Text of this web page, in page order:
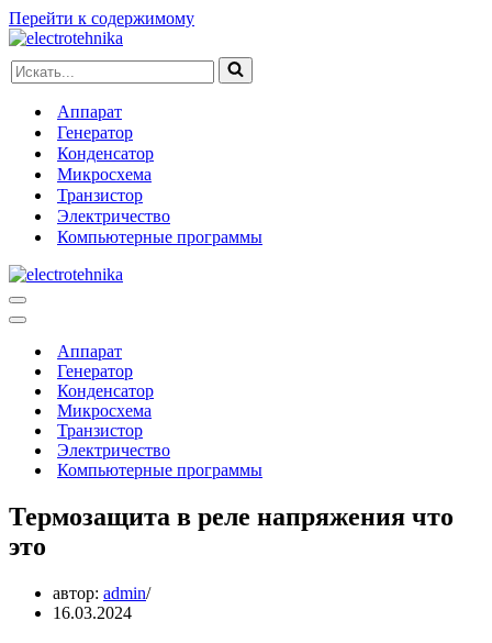
Перейти к содержимому
Искать...
Аппарат
Генератор
Конденсатор
Микросхема
Транзистор
Электричество
Компьютерные программы
Меню
навигации
Меню
навигацииАппарат
Генератор
Конденсатор
Микросхема
Транзистор
Электричество
Компьютерные программы
Термозащита в реле напряжения что
это
автор: admin
16.03.2024